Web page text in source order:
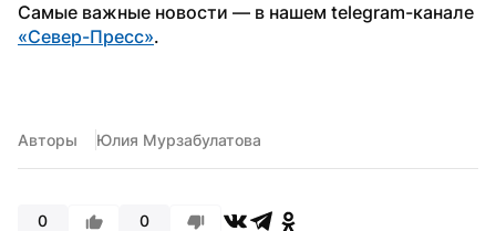
«Север-Пресс».
Авторы Юлия Мурзабулатова
0 0